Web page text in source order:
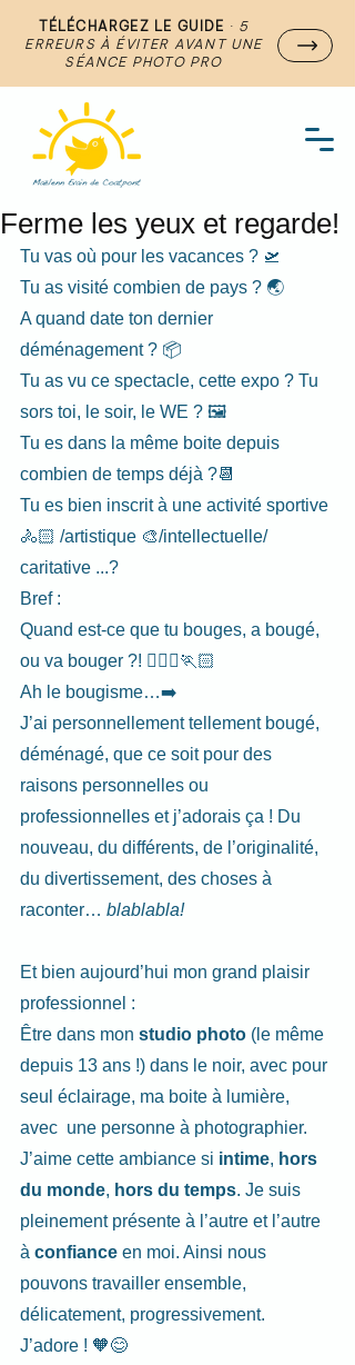
TÉLÉCHARGEZ LE GUIDE · 5
ERREURS À ÉVITER AVANT UNE
SÉANCE PHOTO PRO
Ferme les yeux et regarde!
Tu vas où pour les vacances ? 🛫
Tu as visité combien de pays ? 🌏
A quand date ton dernier
déménagement ? 📦
Tu as vu ce spectacle, cette expo ? Tu
sors toi, le soir, le WE ? 🖼️
Tu es dans la même boite depuis
combien de temps déjà ?📆
Tu es bien inscrit à une activité sportive
🚴🏻 /artistique 🎨/intellectuelle/
caritative ...?
Bref :
Quand est-ce que tu bouges, a bougé,
ou va bouger ?! 🏃🏼‍♀️🏃🏻
Ah le bougisme…➡️
J’ai personnellement tellement bougé,
déménagé, que ce soit pour des
raisons personnelles ou
professionnelles et j’adorais ça ! Du
nouveau, du différents, de l’originalité,
du divertissement, des choses à
raconter… blablabla!
Et bien aujourd’hui mon grand plaisir
professionnel :
Être dans mon studio photo (le même
depuis 13 ans !) dans le noir, avec pour
seul éclairage, ma boite à lumière,
avec  une personne à photographier.
J’aime cette ambiance si intime, hors
du monde, hors du temps. Je suis
pleinement présente à l’autre et l’autre
à confiance en moi. Ainsi nous
pouvons travailler ensemble,
délicatement, progressivement.
J’adore ! 🧡😊